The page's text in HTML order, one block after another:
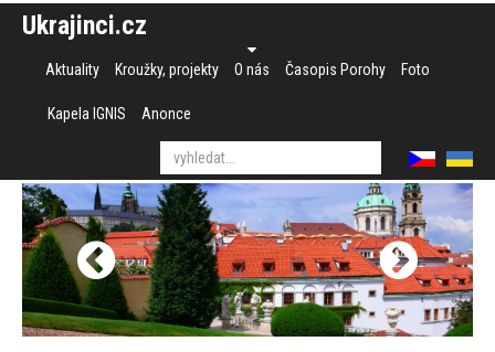
Ukrajinci.cz
Aktuality Kroužky, projekty O nás Časopis Porohy Foto
Kapela IGNIS Anonce